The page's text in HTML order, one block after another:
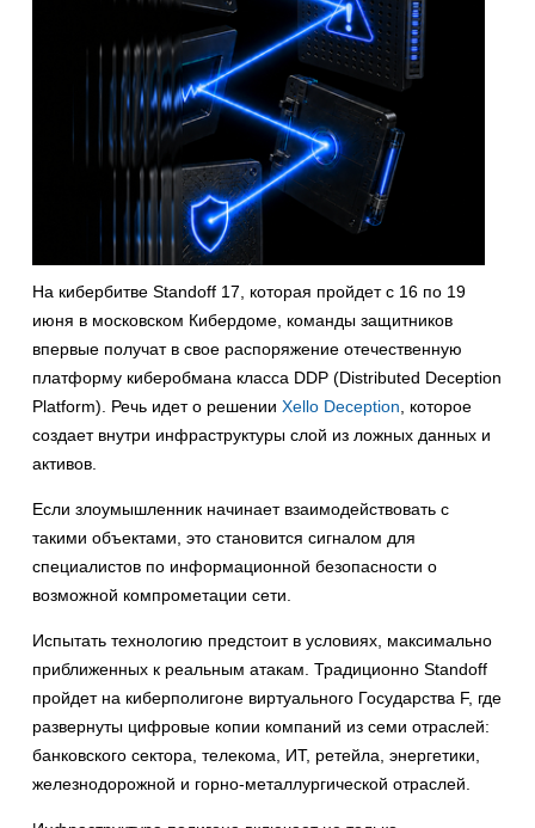
На кибербитве Standoff 17, которая пройдет с 16 по 19
июня в московском Кибердоме, команды защитников
впервые получат в свое распоряжение отечественную
платформу киберобмана класса DDP (Distributed Deception
Platform). Речь идет о решении Xello Deception, которое
создает внутри инфраструктуры слой из ложных данных и
активов.
Если злоумышленник начинает взаимодействовать с
такими объектами, это становится сигналом для
специалистов по информационной безопасности о
возможной компрометации сети.
Испытать технологию предстоит в условиях, максимально
приближенных к реальным атакам. Традиционно Standoff
пройдет на киберполигоне виртуального Государства F, где
развернуты цифровые копии компаний из семи отраслей:
банковского сектора, телекома, ИТ, ретейла, энергетики,
железнодорожной и горно-металлургической отраслей.